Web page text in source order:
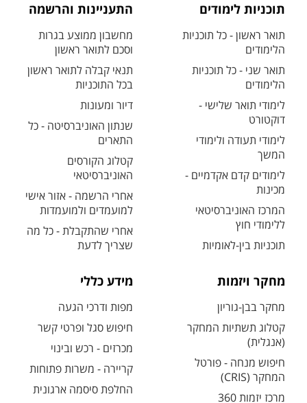
תוכניות לימודים
תואר ראשון - כל תוכניות
הלימודים
תואר שני - כל תוכניות
הלימודים
לימודי תואר שלישי -
דוקטורט
לימודי תעודה ולימודי
המשך
לימודים קדם אקדמיים -
מכינות
המרכז האוניברסיטאי
ללימודי חוץ
תוכניות בין-לאומיות
התעניינות והרשמה
מחשבון ממוצע בגרות
וסכם לתואר ראשון
תנאי קבלה לתואר ראשון
בכל התוכניות
דיור ומעונות
שנתון האוניברסיטה - כל
התארים
קטלוג הקורסים
האוניברסיטאי
אחרי הרשמה - אזור אישי
למועמדים ולמועמדות
אחרי שהתקבלת - כל מה
שצריך לדעת
מחקר ויזמות
מחקר בבן-גוריון
קטלוג תשתיות המחקר
(אנגלית)
חיפוש מנחה - פורטל
המחקר (CRIS)
מרכז יזמות 360
מידע כללי
מפות ודרכי הגעה
חיפוש סגל ופרטי קשר
מכרזים - רכש ובינוי
קריירה - משרות פתוחות
החלפת סיסמה ארגונית